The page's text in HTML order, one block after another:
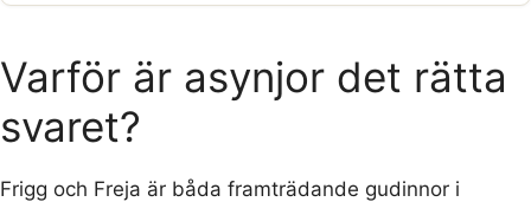
Varför är asynjor det rätta
svaret?
Frigg och Freja är båda framträdande gudinnor i